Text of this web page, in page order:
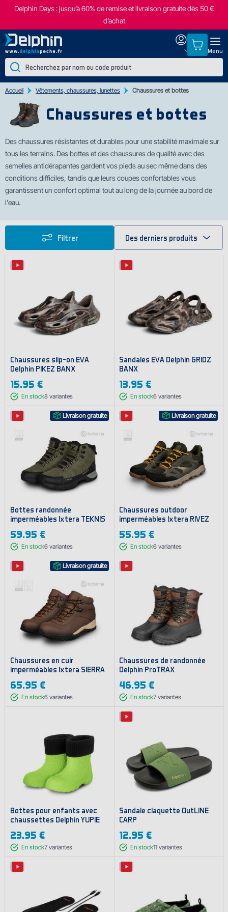
Delphin Days : jusqu’à 60% de remise et livraison gratuite dès 50 €
d’achat
Menu
Accueil Vêtements, chaussures, lunettes Chaussures et bottes
Chaussures et bottes
Des chaussures résistantes et durables pour une stabilité maximale sur
tous les terrains. Des bottes et des chaussures de qualité avec des
semelles antidérapantes gardent vos pieds au sec même dans des
conditions difficiles, tandis que leurs coupes confortables vous
garantissent un confort optimal tout au long de la journée au bord de
l'eau.
Filtrer Des derniers produits
Chaussures slip-on EVA
Delphin PIKEZ BANX
15.95 €
En stock8 variantes
Sandales EVA Delphin GRIDZ
BANX
13.95 €
En stock6 variantes
Livraison gratuite
Bottes randonnée
imperméables Ixtera TEKNIS
59.95 €
En stock6 variantes
Livraison gratuite
Chaussures outdoor
imperméables Ixtera RIVEZ
55.95 €
En stock6 variantes
Livraison gratuite
Chaussures en cuir
imperméables Ixtera SIERRA
65.95 €
En stock6 variantes
Chaussures de randonnée
Delphin ProTRAX
46.95 €
En stock7 variantes
Bottes pour enfants avec
chaussettes Delphin YUPIE
23.95 €
En stock7 variantes
Sandale claquette OutLINE
CARP
12.95 €
En stock11 variantes